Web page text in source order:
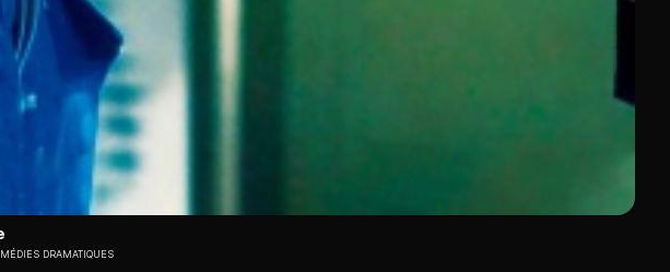
DRAMATIQUES